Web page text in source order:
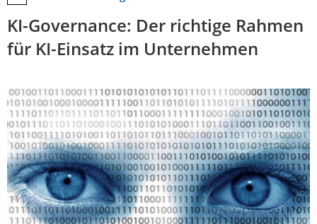
KI-Governance: Der richtige Rahmen
für KI-Einsatz im Unternehmen